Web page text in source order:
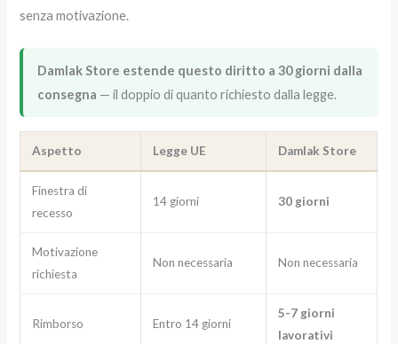
senza motivazione.
Damlak Store estende questo diritto a 30 giorni dalla
consegna — il doppio di quanto richiesto dalla legge.
Aspetto Legge UE Damlak Store
Finestra di
recesso
14 giorni 30 giorni
Motivazione
richiesta
Non necessaria Non necessaria
Rimborso Entro 14 giorni
5-7 giorni
lavorativi